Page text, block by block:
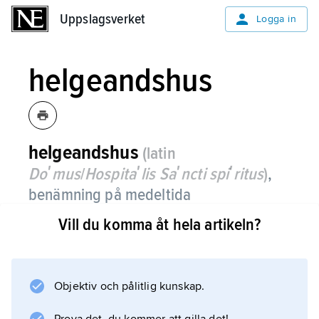
Uppslagsverket Logga in
helgeandshus
helgeandshus (latin
Doʹmus/Hospitaʹlis Saʹncti spiʹritus),
benämning på medeltida
vårdinrättningar för fattiga och
behövande samt gamla och sjuka,
Helgeandshus fanns under medeltiden i
Vill du komma åt hela artikeln?
Objektiv och pålitlig kunskap.